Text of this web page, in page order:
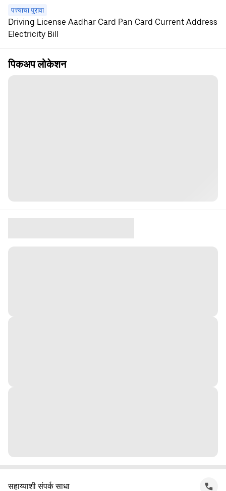
पत्त्याचा पुरावा
Driving License Aadhar Card Pan Card Current Address
Electricity Bill
पिकअप लोकेशन
सहाय्याशी संपर्क साधा